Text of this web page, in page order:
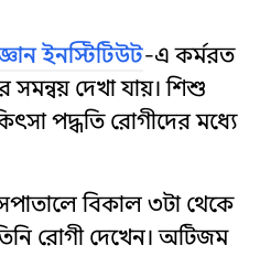
ইনস্টিটিউট-এ কর্মরত
দেখা যায়। শিশু
পদ্ধতি রোগীদের মধ্যে
বিকাল ৩টা থেকে
রোগী দেখেন। অটিজম